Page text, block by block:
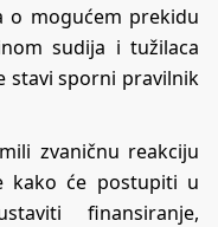
o mogućem prekidu
sudija i tužilaca
stavi sporni pravilnik
zvaničnu reakciju
kako će postupiti u
finansiranje,